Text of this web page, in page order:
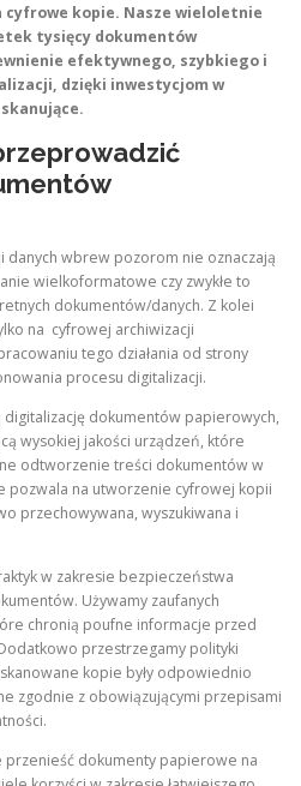
kopie. Nasze wieloletnie
tysięcy dokumentów
efektywnego, szybkiego i
dzięki inwestycjom w
danych wbrew pozorom nie oznaczają
wielkoformatowe czy zwykłe to
dokumentów/danych. Z kolei
na cyfrowej archiwizacji
tego działania od strony
procesu digitalizacji.
dokumentów papierowych,
wysokiej jakości urządzeń, które
odtworzenie treści dokumentów w
pozwala na utworzenie cyfrowej kopii
przechowywana, wyszukiwana i
w zakresie bezpieczeństwa
Używamy zaufanych
chronią poufne informacje przed
przestrzegamy polityki
kopie były odpowiednio
zgodnie z obowiązującymi przepisami
przenieść dokumenty papierowe na